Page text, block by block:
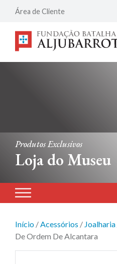
Área de Cliente
Produtos Exclusivos
Loja do Museu
Início /Acessórios / Joalharia
De Ordem De Alcantara